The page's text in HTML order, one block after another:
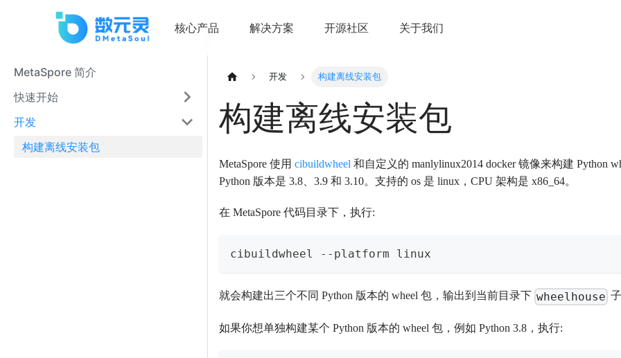
核心产品 解决方案 开源社区 关于我们
MetaSpore 简介
快速开始
开发
构建离线安装包
开发 构建离线安装包
构建离线安装包
MetaSpore 使用 cibuildwheel 和自定义的 manlylinux2014 docker 镜像来构建 Python
Python 版本是 3.8、3.9 和 3.10。支持的 os 是 linux，CPU 架构是 x86_64。
在 MetaSpore 代码目录下，执行:
cibuildwheel --platform linux
就会构建出三个不同 Python 版本的 wheel 包，输出到当前目录下 wheelhouse
如果你想单独构建某个 Python 版本的 wheel 包，例如 Python 3.8，执行: